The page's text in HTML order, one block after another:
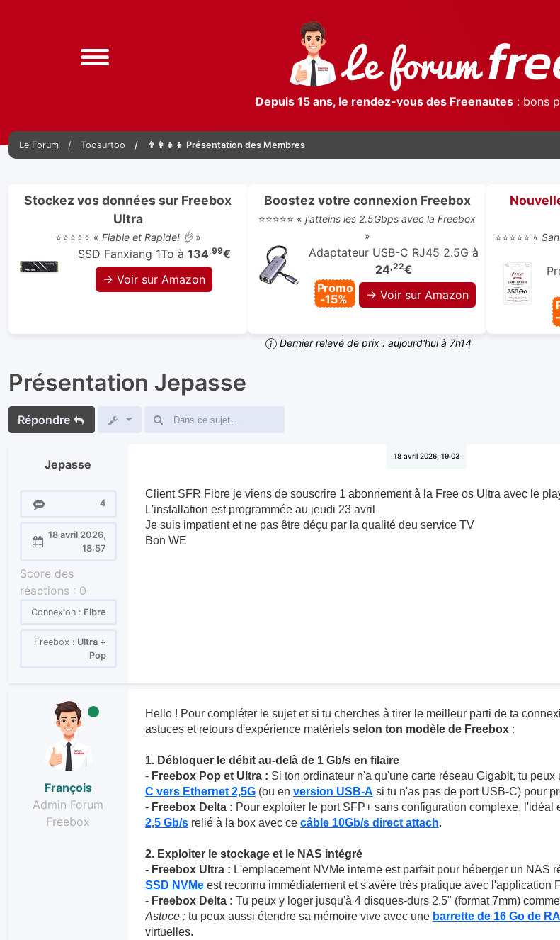
Depuis 15 ans, le rendez-vous des Freenautes: bons
Le Forum Toosurtoo 👨‍👩‍👧‍👦 Présentation des Membres
Stockez vos données sur Freebox
Ultra
⭐⭐⭐⭐⭐ « Fiable et Rapide! 👌»
SSD Fanxiang 1To à 134,99€
→ Voir sur Amazon
Boostez votre connexion Freebox
⭐⭐⭐⭐⭐ « j'atteins les 2.5Gbps avec la Freebox
»
Adaptateur USB-C RJ45 2.5G à
24,22€
Promo
-15%
→ Voir sur Amazon
⭐⭐⭐⭐⭐ «
Dernier relevé de prix : aujourd'hui à 7h14
Présentation Jepasse
Répondre
Jepasse
Messages 4
Enregistré
18 avril 2026,
18:57
Score des
réactions : 0
Connexion : Fibre
Freebox : Ultra +
Pop
18 avril 2026, 19:03
Client SFR Fibre je viens de souscrire 1 abonnement à la Free os Ultra avec le
L'installation est programmée au jeudi 23 avril
Je suis impatient et ne pas être déçu par la qualité deu service TV
Bon WE
François
Admin Forum
Freebox
Hello ! Pour compléter le sujet et si tu cherches à tirer le meilleur parti de ta
astuces et retours d'expérience matériels selon ton modèle de Freebox:
1. Débloquer le débit au-delà de 1 Gb/s en filaire
- Freebox Pop et Ultra : Si ton ordinateur n'a qu'une carte réseau Gigabit, tu peux
C vers Ethernet 2,5G(ou en version USB-A si tu n'as pas de port USB-C) pour
- Freebox Delta : Pour exploiter le port SFP+ sans configuration complexe, l'idéal
2,5 Gb/srelié à la box avec ce câble 10Gb/s direct attach.
2. Exploiter le stockage et le NAS intégré
- Freebox Ultra : L'emplacement NVMe interne est parfait pour héberger un NAS
SSD NVMeest reconnu immédiatement et s'avère très pratique avec l'application
- Freebox Delta : Tu peux y loger jusqu'à 4 disques-durs 2,5" (format 7mm)
Astuce :tu peux aussi étendre sa mémoire vive avec une barrette de 16 Go de
virtuelles.